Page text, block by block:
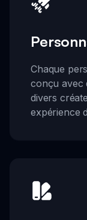
Chaque
conçu avec
divers
expérience